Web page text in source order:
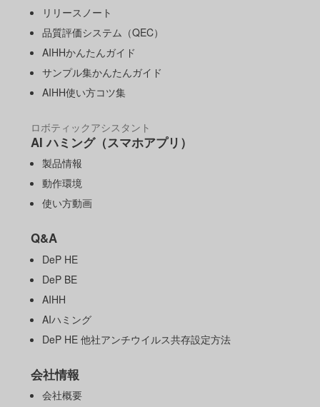
リリースノート
品質評価システム（QEC）
AIHHかんたんガイド
サンプル集かんたんガイド
AIHH使い方コツ集
ロボティックアシスタント
AI ハミング（スマホアプリ）
製品情報
動作環境
使い方動画
Q&A
DeP HE
DeP BE
AIHH
AIハミング
DeP HE 他社アンチウイルス共存設定方法
会社情報
会社概要